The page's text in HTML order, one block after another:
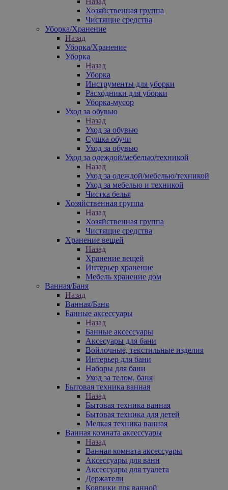
Хозяйственная группа
Чистящие средства
Уборка/Хранение
Назад
Уборка/Хранение
Уборка
Назад
Уборка
Инструменты для уборки
Расходники для уборки
Уборка-мусор
Уход за обувью
Назад
Уход за обувью
Сушка обучи
Уход за обувью
Уход за одеждой/мебелью/техникой
Назад
Уход за одеждой/мебелью/техникой
Уход за мебелью и техникой
Чистка белья
Хозяйственная группа
Назад
Хозяйственная группа
Чистящие средства
Хранение вещей
Назад
Хранение вещей
Интерьер хранение
Мебель хранение дом
Ванная/Баня
Назад
Ванная/Баня
Банные аксессуары
Назад
Банные аксессуары
Аксесуары для бани
Войлочные, текстильные изделия
Интерьер для бани
Наборы для бани
Уход за телом, баня
Бытовая техника ванная
Назад
Бытовая техника ванная
Бытовая техника для детей
Мелкая техника ванная
Ванная комната аксессуары
Назад
Ванная комната аксессуары
Аксессуары для ванн
Аксессуары для туалета
Держатели
Коврики для ванной